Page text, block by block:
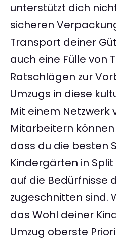
unterstützt dich
sicheren
Transport deiner
auch eine Fülle von
Ratschlägen zur
Umzugs in diese
Mit einem Netzwerk
Mitarbeitern
dass du die besten
Kindergärten in
auf die Bedürfnisse
zugeschnitten sind.
das Wohl deiner
Umzug oberste